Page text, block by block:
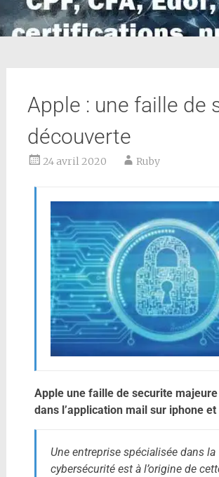
Apple : une faille de
découverte
24 avril 2020 Ruby
Apple une faille de securite
dans l’application mail sur iphone et
Une entreprise spécialisée dans la
cybersécurité est à l’origine de